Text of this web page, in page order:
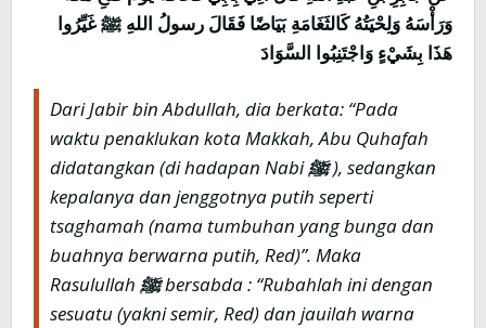
وَرَأْسَهُ وَلِحْيَتُهُ كَالثَغَامَةِ بَيَاضًا فَقَالَ رسولُ اللهِ ﷺغَيِّرُوا
هَذَا بِشَيْءٍ وَاجْتَنِبُوا السَّوَادَ
Dari Jabir bin Abdullah, dia berkata: “Pada
waktu penaklukan kota Makkah, Abu Quhafah
didatangkan (di hadapan Nabiﷺ), sedangkan
kepalanya dan jenggotnya putih seperti
tsaghamah (nama tumbuhan yang bunga dan
buahnya berwarna putih, Red)”. Maka
Rasulullah ﷺbersabda : “Rubahlah ini dengan
sesuatu (yakni semir, Red) dan jauilah warna